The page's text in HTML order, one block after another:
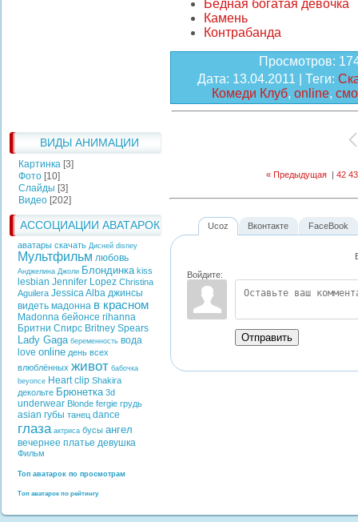
ВИДЫ АНИМАЦИИ
Картинка [3]
Фото [10]
Слайды [3]
Видео [202]
АССОЦИАЦИИ АВАТАРОК
аватары скачать Дисней disney
Мультфильм любовь
Анджелина Джоли Блондинка kiss
lesbian Jennifer Lopez Christina
Aguilera Jessica Alba джинсы
видеть мадонна в красном
Madonna бейонсе rihanna
Бритни Спирс Britney Spears
Lady Gaga беременность вода
love online день всех
влюблённых живот бабочка
beyonce Heart clip Shakira
декольте Брюнетка 3d
underwear Blonde fergie грудь
asian губы танец dance
глаза актриса бусы ангел
вечернее платье девушка
Фильм
Топ аватарок по просмотрам
Топ аватарок по рейтингу
Бедная богатая девочка
Камень
Контрабанда
Просмотров:
Дата: 13.04.2011 | Теги:
Комеди Клуб, online,
« Предыдущая | 42 43
Ucoz
Войдите:
Отправить
Вконтакте FaceBook